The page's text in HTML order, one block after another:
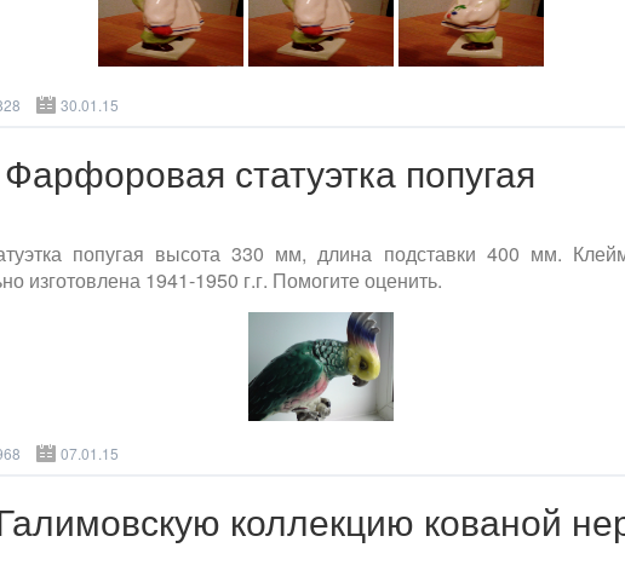
30.01.15
статуэтка попугая
попугая высота 330 мм, длина подставки 400 мм.
изготовлена 1941-1950 г.г. Помогите оценить.
07.01.15
коллекцию кованой